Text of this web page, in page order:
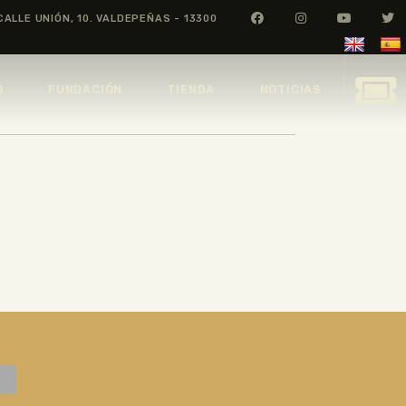
UNIÓN, 10. VALDEPEÑAS - 13300